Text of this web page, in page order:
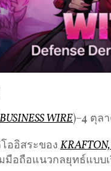
BUSINESS WIRE)–4 ตุล
ออิสระของ
มือถือแนวกลยุทธ์แบบ